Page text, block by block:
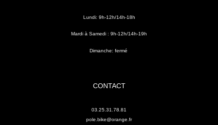
Lundi: 9h-12h/14h-18h
Mardi à Samedi : 9h-12h/14h-19h
Dimanche: fermé
CONTACT
03.25.31.78.81
pole.bike@orange.fr